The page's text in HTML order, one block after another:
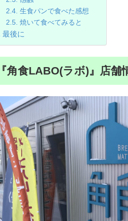
生食パンで食べた感想
焼いて食べてみると
最後に
『角食LABO(ラボ)』店舗